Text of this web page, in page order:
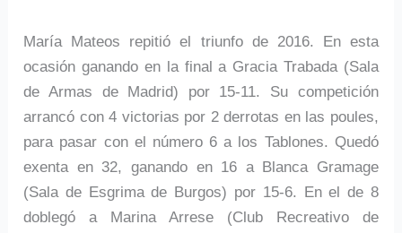
María Mateos repitió el triunfo de 2016. En esta
ocasión ganando en la final a Gracia Trabada (Sala
de Armas de Madrid) por 15-11. Su competición
arrancó con 4 victorias por 2 derrotas en las poules,
para pasar con el número 6 a los Tablones. Quedó
exenta en 32, ganando en 16 a Blanca Gramage
(Sala de Esgrima de Burgos) por 15-6. En el de 8
doblegó a Marina Arrese (Club Recreativo de